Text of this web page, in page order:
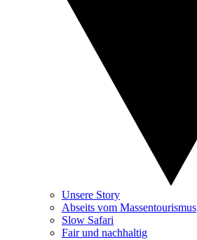
Unsere Story
Abseits vom Massentourismus
Slow Safari
Fair und nachhaltig